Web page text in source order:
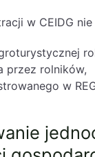
w CEIDG
przez rolników,
w